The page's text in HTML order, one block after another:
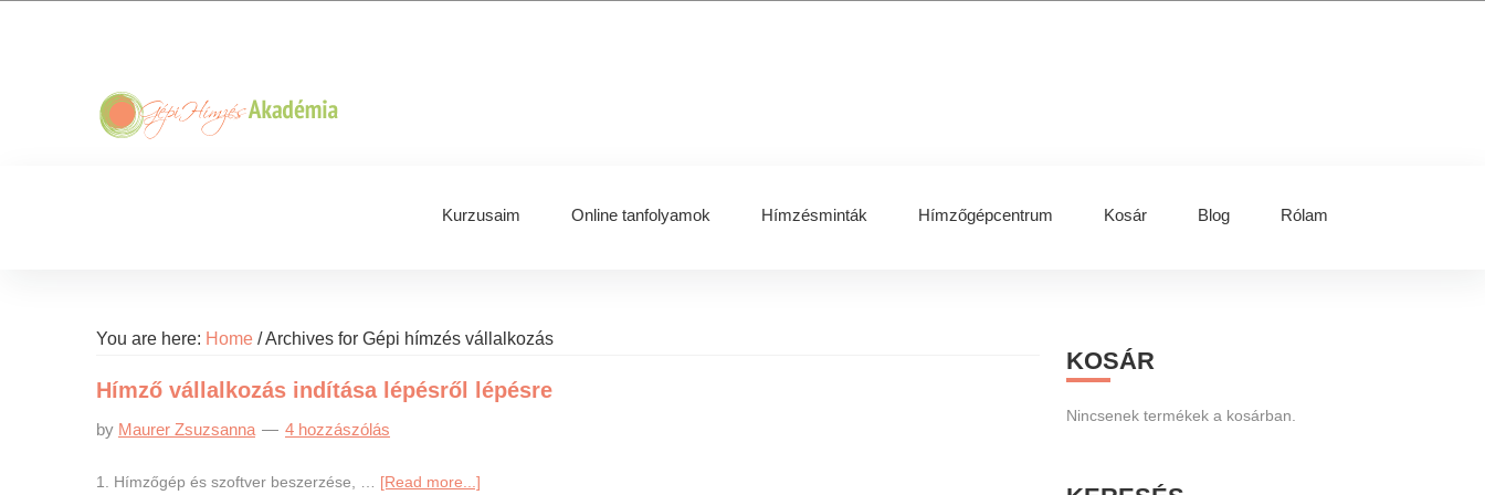
Kurzusaim Online tanfolyamok Hímzésminták Hímzőgépcentrum Kosár Blog Rólam
You are here: Home /Archives for Gépi hímzés vállalkozás
Hímző vállalkozás indítása lépésről lépésre
by Maurer Zsuzsanna 4 hozzászólás
1. Hímzőgép és szoftver beszerzése, … [Read more...]
Primary
Sidebar
KOSÁR
Nincsenek termékek a kosárban.